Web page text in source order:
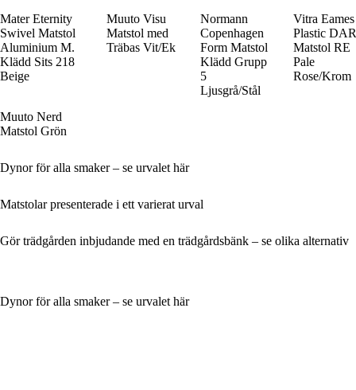
Mater Eternity
Swivel Matstol
Aluminium M.
Klädd Sits 218
Beige
Muuto Visu
Matstol med
Träbas Vit/Ek
Normann
Copenhagen
Form Matstol
Klädd Grupp
5
Ljusgrå/Stål
Vitra Eames
Plastic DAR
Matstol RE
Pale
Rose/Krom
Muuto Nerd
Matstol Grön
Dynor för alla smaker – se urvalet här
Matstolar presenterade i ett varierat urval
Gör trädgården inbjudande med en trädgårdsbänk – se olika alternativ
Dynor för alla smaker – se urvalet här